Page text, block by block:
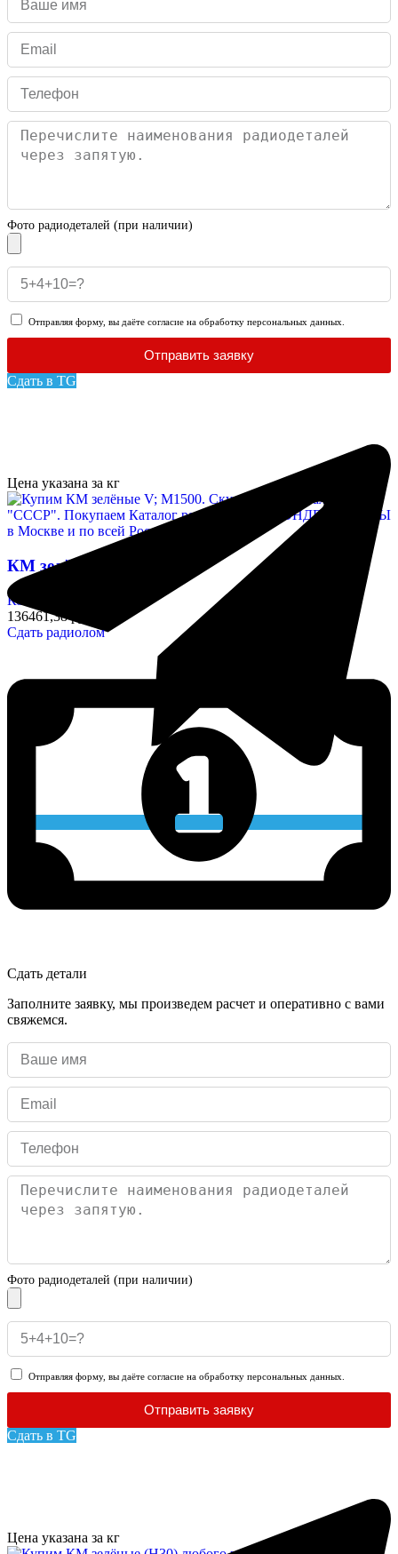
Фото радиодеталей (при наличии)
Отправляя форму, вы даёте согласие на обработку персональных данных.
Отправить заявку
Сдать в TG
Цена указана за кг
КМ зелёные V; М1500
Конденсаторы
136461,38 руб/кг
Сдать радиолом
Сдать детали
Заполните заявку, мы произведем расчет и оперативно с вами
свяжемся.
Фото радиодеталей (при наличии)
Отправляя форму, вы даёте согласие на обработку персональных данных.
Отправить заявку
Сдать в TG
Цена указана за кг